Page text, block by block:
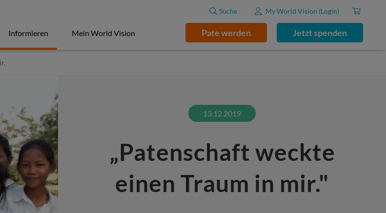
Informieren Mein World Vision Pate werden Jetzt spenden
Suche My World Vision (Login)
13.12.2019
„Patenschaft weckte
einen Traum in mir."